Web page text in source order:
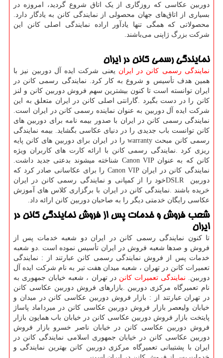
دوربین عکاسی که روزگاری از یک اتاق شروع گردید، امروزه در
بسیاری از اتاق‌های جهان محصولی از نمایندگی کانن به یادگار دارد.
محصولاتی که همگی تنها یادآور اراده نمایندگی اصلی کانن این
شرکت بزرگ ژاپنی می‌باشند.
نمایندگی رسمی کانن در ایران
نمایندگی رسمی کانن در ایران یعنی شرکت ایده آل دوربین نیز با
همین هدف تأسیس و شروع به کار کرد. نمایندگی رسمی کانن در
ایران توانسته است تا کنون بیشترین سهم فروش دوربین کانن و لنز
کانن را در دست بگیرد
گارانتی اصلی کانن در ایران متعلق به این
شرکت ایده آل دوربین به عنوان نماینده رسمی کانن در ایران است.
نمایندگی رسمی کانن در ایران با صدور بیمه نامه برای دوربین های
کانن توانست باب جدیدی را در دنیای عکاسی بگشاید. بیمه نمایندگی
رسمی کانن مبحث warranty را در ایران برای دوربین های کانن پایه
ریزی کرد
نمایندگی رسمی کانن با ارائه کارت های کاربران ویژه
کانن که به عنوان Canon VIP شناخته میشوند بدعتی جدید داشت
نمایندگی کانن در ایران Canon VIP را برای عکاسانی صادر کرد که
دوربین
DSLRخود را از کمپانی و نمایندگی رسمی کانن در ایران
خریده باشند
نمایندگی کانن در ایران با برگزاری کلاس‌ های آموزش
عکاسی رایگان خدمتی دیگر را به صاحبان دوربین کانن ارائه داد.
شعب فروش و خدمات پس از فروش نمایندگی کانن در
ایران
تا کنون نمایندگی رسمی کانن در ایران دو شعبه خدمات پس از
فروش و صدها شعبه فروش در ایران تأسیس نموده است .دو شعبه
خدمات پس از فروش نمایندگی رسمی کانن عبارتند از : نمایندگی
تعمیرات کانن در تهران ، شعبه میدان هفت تیر به نام شرکت ایده آل
دوربین. نمایندگی تعمیرات کانن در تهران ، شعبه خیابان جمهوری به
نام تعمیرگاه مرکزی دوربین
بازارهای فروش دوربین عکاسی کانن
در تهران عبارتند از : بازار فروش دوربین عکاسی کانن در میدان و
خیابان ولیعصر بازار فروش دوربین عکاسی کانن در میرداماد پاساژ
پایتخت بازار فروش دوربین عکاسی کانن در خیابان باب همایون بازار
فروش دوربین عکاسی کانن در خیابان ناصر خسرو بازار فروش
دوربین عکاسی کانن در خیابان جمهوری اسلامی نمایندگی کانن در
ایران با پشتیبانی تعمیرگاه مرکزی دوربین کانن بهترین نمایندگی و